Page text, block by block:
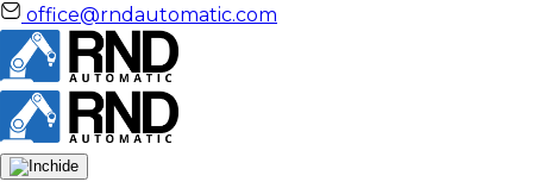
office@rndautomatic.com